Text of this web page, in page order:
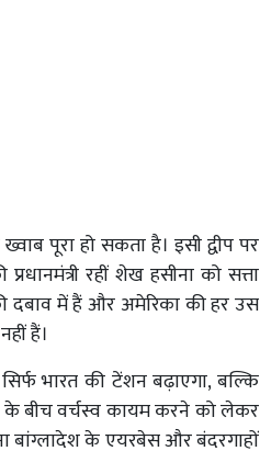
पूरा हो सकता है। इसी द्वीप पर
रहीं शेख हसीना को सत्ता
दबाव में हैं और अमेरिका की हर उस
हैं।
भारत की टेंशन बढ़ाएगा, बल्कि
के बीच वर्चस्व कायम करने को लेकर
बांग्लादेश के एयरबेस और बंदरगाहों